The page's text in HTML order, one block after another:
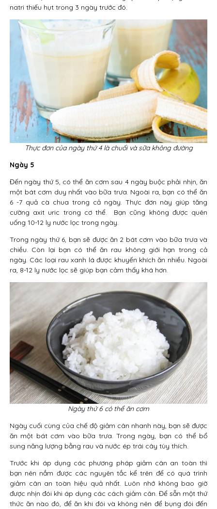
natri thiếu hụt trong 3 ngày trước đó.
Thực đơn của ngày thứ 4 là chuối và sữa không đường
Ngày 5
Đến ngày thứ 5, có thể ăn cơm sau 4 ngày buộc phải nhịn, ăn
một bát cơm duy nhất vào bữa trưa. Ngoài ra, bạn có thể ăn
6 -7 quả cà chua trong cả ngày. Thực đơn này giúp tăng
cường axit uric trong cơ thể. Bạn cũng không được quên
uống 10-12 ly nước lọc trong ngày.
Trong ngày thứ 6, bạn sẽ được ăn 2 bát cơm vào bữa trưa và
chiều. Còn lại bạn có thể ăn rau không giới hạn trong cả
ngày. Các loại rau xanh lá được khuyến khích ăn nhiều. Ngoài
ra, 8-12 ly nước lọc sẽ giúp bạn cảm thấy khá hơn.
Ngày thứ 6 có thể ăn cơm
Ngày cuối cùng của chế độ giảm cân nhanh này, bạn sẽ được
ăn một bát cơm vào bữa trưa. Trong ngày, bạn có thể bổ
sung năng lượng bằng rau và nước ép trái cây tùy thích.
Trước khi áp dụng các phương pháp giảm cân an toàn thì
bạn nên nắm được các nguyên tắc kể trên để có quá trình
giảm cân an toàn hiệu quả nhất. Luôn nhớ không bao giờ
được nhịn đói khi áp dụng các cách giảm cân. Để sẵn một thứ
thức ăn nào đó, để ăn khi đói và không nên để bụng đói đến